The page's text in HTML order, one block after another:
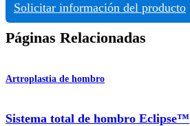
Solicitar información del producto
Páginas Relacionadas
Artroplastia de hombro
Sistema total de hombro Eclipse™